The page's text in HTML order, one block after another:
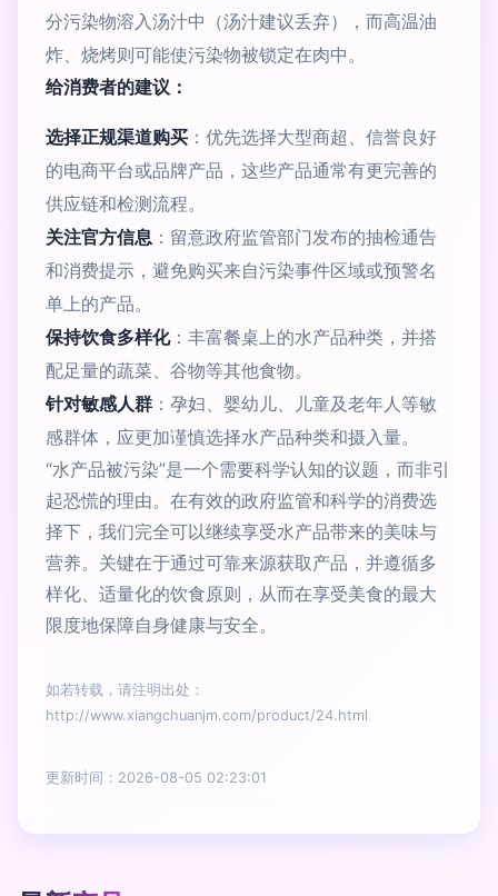
分污染物溶入汤汁中（汤汁建议丢弃），而高温油
炸、烧烤则可能使污染物被锁定在肉中。
给消费者的建议：
选择正规渠道购买 ：优先选择大型商超、信誉良好
的电商平台或品牌产品，这些产品通常有更完善的
供应链和检测流程。
关注官方信息 ：留意政府监管部门发布的抽检通告
和消费提示，避免购买来自污染事件区域或预警名
单上的产品。
保持饮食多样化：丰富餐桌上的水产品种类，并搭
配足量的蔬菜、谷物等其他食物。
针对敏感人群 ：孕妇、婴幼儿、儿童及老年人等敏
感群体，应更加谨慎选择水产品种类和摄入量。
“水产品被污染”是一个需要科学认知的议题，而非引
起恐慌的理由。在有效的政府监管和科学的消费选
择下，我们完全可以继续享受水产品带来的美味与
营养。关键在于通过可靠来源获取产品，并遵循多
样化、适量化的饮食原则，从而在享受美食的最大
限度地保障自身健康与安全。
如若转载，请注明出处：
http://www.xiangchuanjm.com/product/24.html
更新时间：2026-08-05 02:23:01